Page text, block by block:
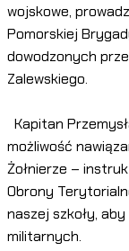
wojskowe,
Pomorskiej
dowodzonych
Zalewskiego.
Kapitan
możliwość
Żołnierze –
Obrony
naszej szkoły,
militarnych.